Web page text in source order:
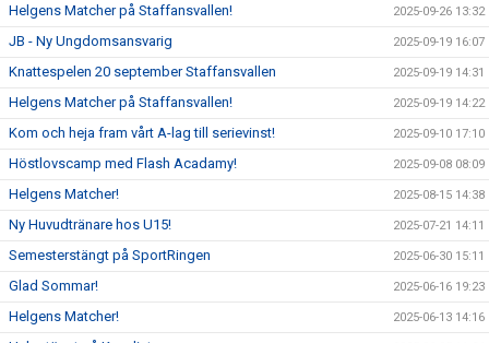
Helgens Matcher på Staffansvallen! 2025-09-26 13:32
JB - Ny Ungdomsansvarig 2025-09-19 16:07
Knattespelen 20 september Staffansvallen 2025-09-19 14:31
Helgens Matcher på Staffansvallen! 2025-09-19 14:22
Kom och heja fram vårt A-lag till serievinst! 2025-09-10 17:10
Höstlovscamp med Flash Acadamy! 2025-09-08 08:09
Helgens Matcher! 2025-08-15 14:38
Ny Huvudtränare hos U15! 2025-07-21 14:11
Semesterstängt på SportRingen 2025-06-30 15:11
Glad Sommar! 2025-06-16 19:23
Helgens Matcher! 2025-06-13 14:16